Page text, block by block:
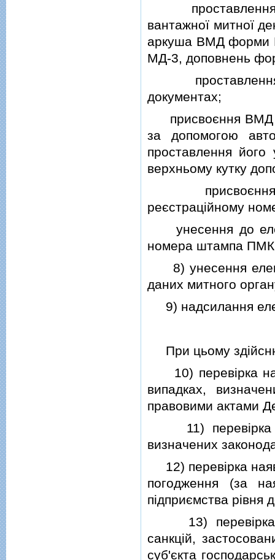
проставлення
вантажної митної
аркуша ВМД форми
МД-3, доповнень
проставлення
документах;
присвоєння ВМД
за допомогою
проставлення
верхньому кутку
присвоєння
реєстрацiйному
унесення до
номера штампа
8) унесення
даних митного
9) надсилання
При цьому
10) перевiрка
випадках,
правовими актами
11) перевiрка
визначених
12) перевiрка
погодження (за
пiдприємства рiвня
13) перевiрка
санкцiй,
суб'єкта